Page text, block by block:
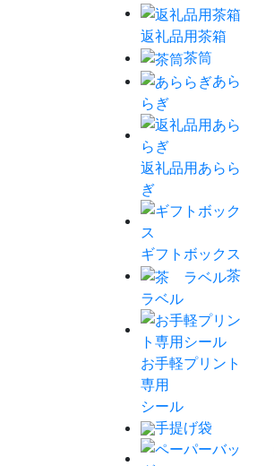
返礼品用茶箱
茶筒
あら
らぎ
返礼品用あらら
ぎ
ギフトボックス
茶
ラベル
お手軽プリント
専用
シール
手提げ袋